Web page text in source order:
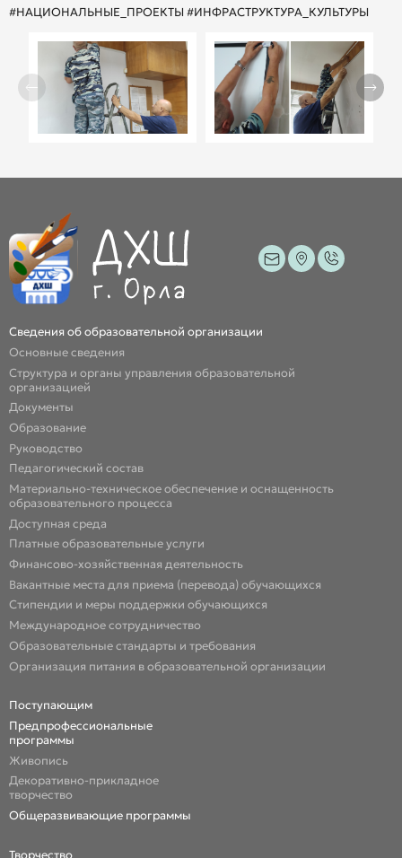
#НАЦИОНАЛЬНЫЕ_ПРОЕКТЫ #ИНФРАСТРУКТУРА_КУЛЬТУРЫ
Сведения об образовательной организации
Основные сведения
Структура и органы управления образовательной
организацией
Документы
Образование
Руководство
Педагогический состав
Материально-техническое обеспечение и оснащенность
образовательного процесса
Доступная среда
Платные образовательные услуги
Финансово-хозяйственная деятельность
Вакантные места для приема (перевода) обучающихся
Стипендии и меры поддержки обучающихся
Международное сотрудничество
Образовательные стандарты и требования
Организация питания в образовательной организации
Поступающим
Предпрофессиональные
программы
Живопись
Декоративно-прикладное
творчество
Общеразвивающие программы
Творчество